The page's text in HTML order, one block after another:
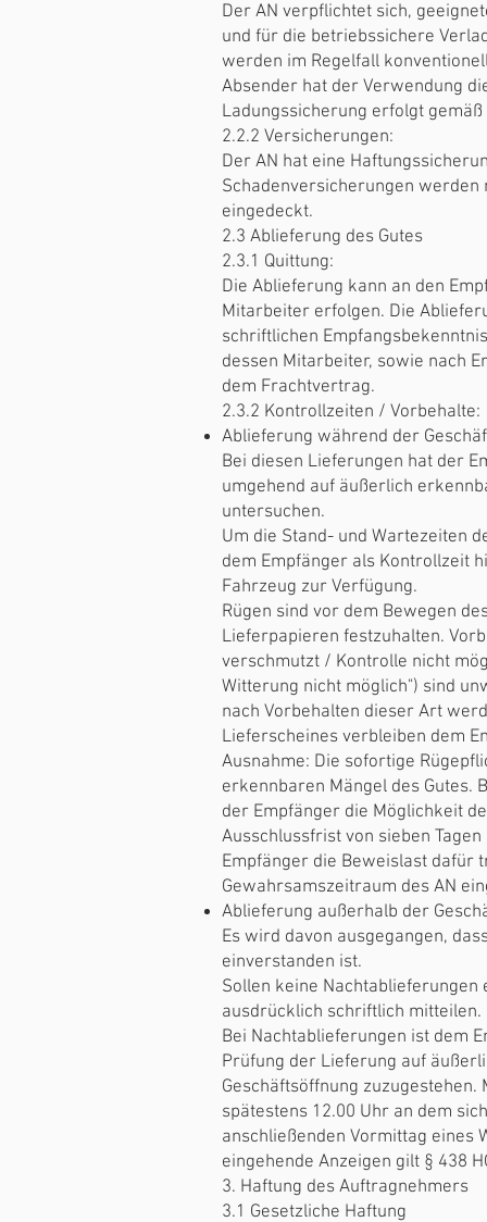
Der AN verpflichtet sich,
und für die betriebssichere
werden im Regelfall
Absender hat der Verwendung
Ladungssicherung erfolgt gemäß
2.2.2 Versicherungen:
Der AN hat eine
Schadenversicherungen werden
eingedeckt.
2.3 Ablieferung des Gutes
2.3.1 Quittung:
Die Ablieferung kann an den
Mitarbeiter erfolgen. Die
schriftlichen
dessen Mitarbeiter, sowie nach
dem Frachtvertrag.
2.3.2 Kontrollzeiten / Vorbehalte:
Ablieferung während der
Bei diesen Lieferungen hat der
umgehend auf äußerlich
untersuchen.
Um die Stand- und Wartezeiten
dem Empfänger als Kontrollzeit
Fahrzeug zur Verfügung.
Rügen sind vor dem Bewegen
Lieferpapieren festzuhalten.
verschmutzt / Kontrolle nicht
Witterung nicht möglich") sind
nach Vorbehalten dieser Art
Lieferscheines verbleiben dem
Ausnahme: Die sofortige
erkennbaren Mängel des Gutes.
der Empfänger die Möglichkeit
Ausschlussfrist von sieben
Empfänger die Beweislast dafür
Gewahrsamszeitraum des AN
Ablieferung außerhalb der
Es wird davon ausgegangen,
einverstanden ist.
Sollen keine Nachtablieferungen
ausdrücklich schriftlich mitteilen.
Bei Nachtablieferungen ist dem
Prüfung der Lieferung auf
Geschäftsöffnung
spätestens 12.00 Uhr an dem
anschließenden Vormittag eines
eingehende Anzeigen gilt § 438
3. Haftung des Auftragnehmers
3.1 Gesetzliche Haftung